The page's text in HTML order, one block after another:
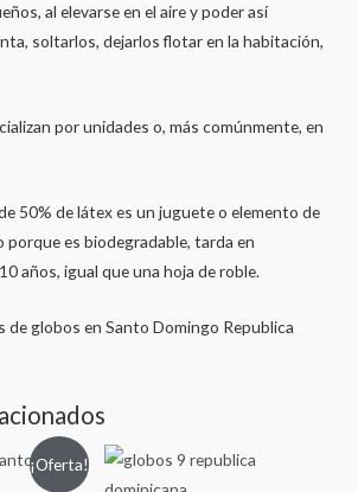
al elevarse en el aire y poder así
soltarlos, dejarlos flotar en la habitación,
por unidades o, más comúnmente, en
50% de látex es un juguete o elemento de
porque es biodegradable, tarda en
años, igual que una hoja de roble.
globos en Santo Domingo Republica
¡Oferta!